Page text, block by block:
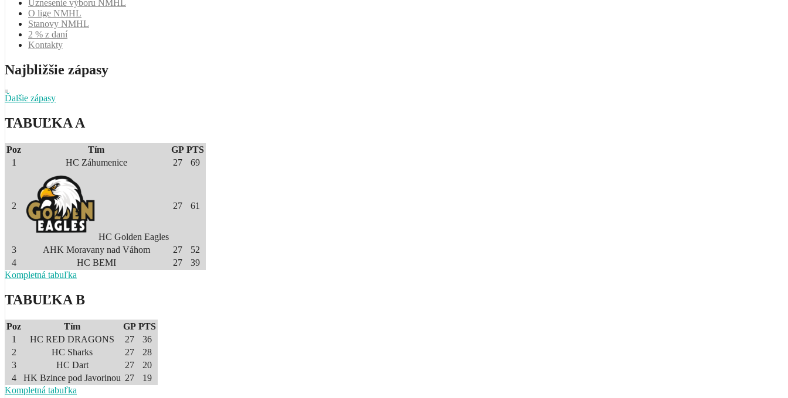
Uznesenie výboru NMHL
O lige NMHL
Stanovy NMHL
2 % z daní
Kontakty
Najbližšie zápasy
Ďalšie zápasy
TABUĽKA A
Poz Tím GP PTS
1
HC Záhumenice 27 69
2
HC Golden Eagles
27 61
3 AHK Moravany nad Váhom 27
52
4
HC BEMI 27
39
Kompletná tabuľka
TABUĽKA B
Poz Tím GP PTS
1
HC RED DRAGONS 27
36
2
HC Sharks 27
28
3
HC Dart 27
20
4
HK Bzince pod Javorinou 27
19
Kompletná tabuľka